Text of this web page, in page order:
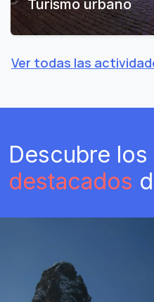
Turismo urbano
Ver todas las
Descubre los
destacados